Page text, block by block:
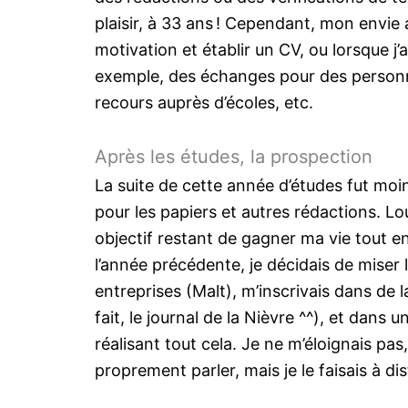
plaisir, à 33 ans ! Cependant, mon
motivation et établir un CV, ou lorsque
exemple, des échanges pour des
recours auprès d’écoles, etc.
Après les études, la prospection
La suite de cette année d’études fut
pour les papiers et autres rédactions.
objectif restant de gagner ma vie tout
l’année précédente, je décidais de
entreprises (Malt), m’inscrivais dans
fait, le journal de la Nièvre ^^), et dans
réalisant tout cela. Je ne m’éloignais
proprement parler, mais je le faisais à